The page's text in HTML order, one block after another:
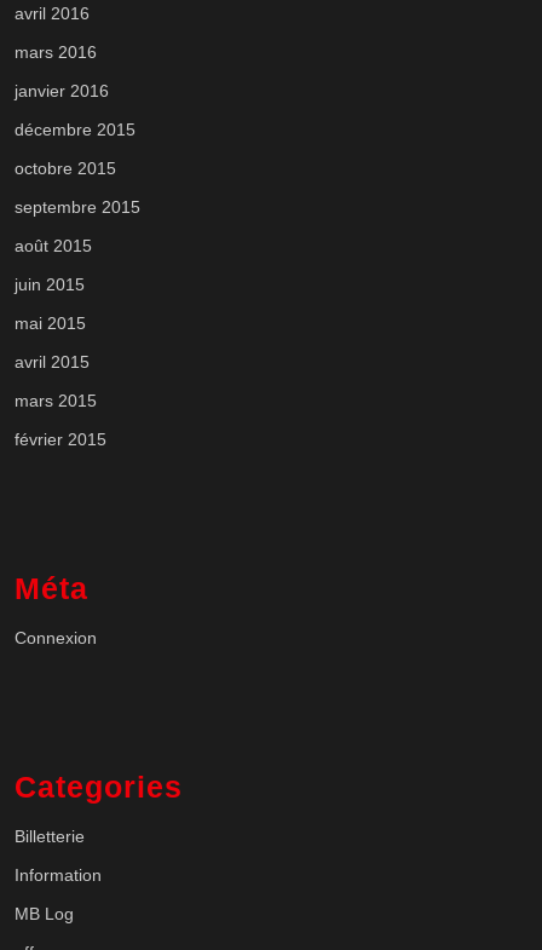
avril 2016
mars 2016
janvier 2016
décembre 2015
octobre 2015
septembre 2015
août 2015
juin 2015
mai 2015
avril 2015
mars 2015
février 2015
Méta
Connexion
Categories
Billetterie
Information
MB Log